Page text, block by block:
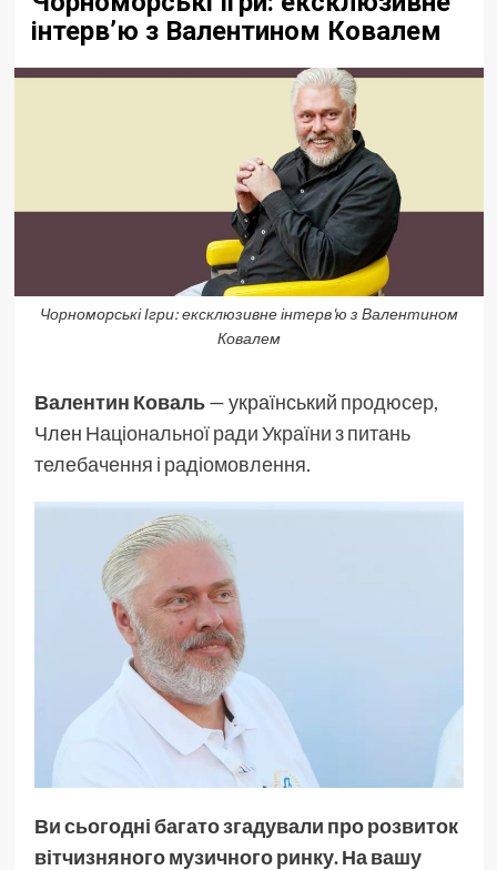
інтерв’ю з Валентином Ковалем
Чорноморські Ігри: ексклюзивне інтерв'ю з Валентином
Ковалем
Валентин Коваль— український продюсер,
Член Національної ради України з питань
телебачення і радіомовлення.
Ви сьогодні багато згадували про розвиток
вітчизняного музичного ринку. На вашу